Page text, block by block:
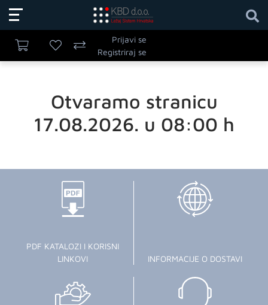
Prijavi se
Registriraj se
Otvaramo stranicu
17.08.2026. u 08:00 h
PDF KATALOZI I KORISNI
LINKOVI
INFORMACIJE O DOSTAVI